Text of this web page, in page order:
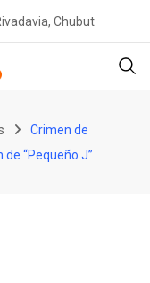
Chubut
Crimen de
“Pequeño J”